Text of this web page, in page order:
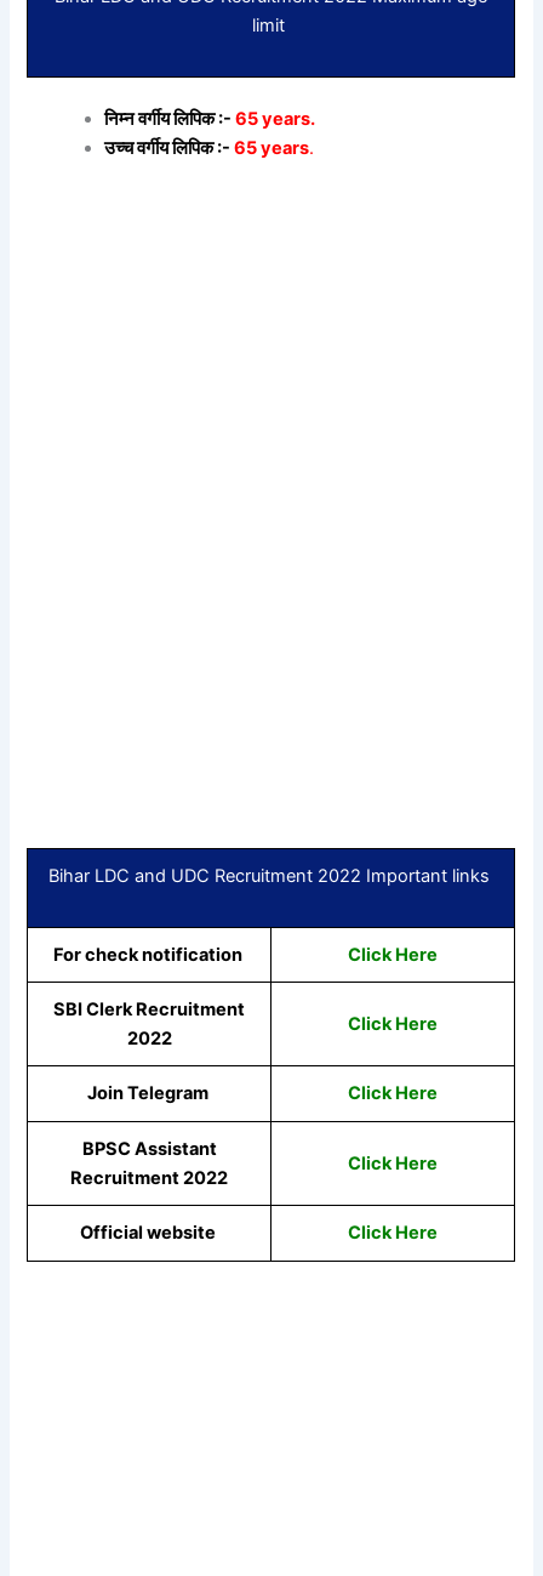
limit
निम्न वर्गीय लिपिक :- 65 years.
उच्च वर्गीय लिपिक :-65 years.
Bihar LDC and UDC Recruitment 2022 Important links
For check notification Click Here
SBI Clerk Recruitment
2022
Click Here
Join Telegram Click Here
BPSC Assistant
Recruitment 2022
Click Here
Official website Click Here